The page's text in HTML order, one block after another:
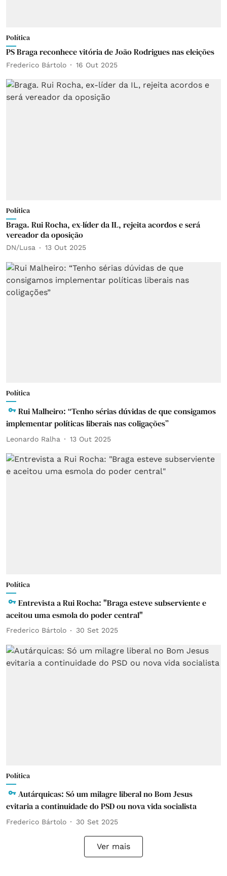
Política
PS Braga reconhece vitória de João Rodrigues nas eleições
Frederico Bártolo 16 Out 2025
Política
Braga. Rui Rocha, ex-líder da IL, rejeita acordos e será
vereador da oposição
DN/Lusa 13 Out 2025
Política
Rui Malheiro: “Tenho sérias dúvidas de que consigamos
implementar políticas liberais nas coligações”
Leonardo Ralha 13 Out 2025
Política
Entrevista a Rui Rocha: "Braga esteve subserviente e
aceitou uma esmola do poder central"
Frederico Bártolo 30 Set 2025
Política
Autárquicas: Só um milagre liberal no Bom Jesus
evitaria a continuidade do PSD ou nova vida socialista
Frederico Bártolo 30 Set 2025
Ver mais